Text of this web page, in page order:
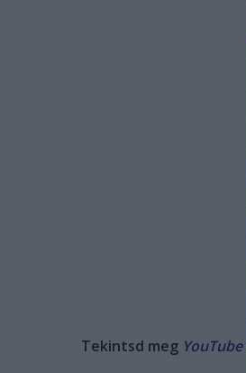
Tekintsd meg YouTube